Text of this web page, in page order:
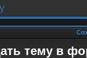
тему в